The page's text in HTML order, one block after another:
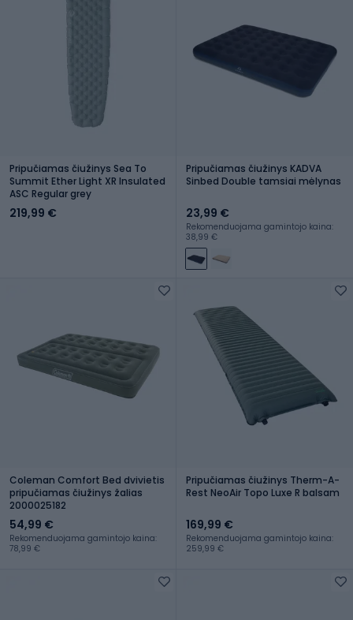
Pripučiamas čiužinys Sea To
Summit Ether Light XR Insulated
ASC Regular grey
219,99 €
Pripučiamas čiužinys KADVA
Sinbed Double tamsiai mėlynas
23,99 €
Rekomenduojama gamintojo kaina:
38,99 €
Coleman Comfort Bed dvivietis
pripučiamas čiužinys žalias
2000025182
54,99 €
Rekomenduojama gamintojo kaina:
78,99 €
Pripučiamas čiužinys Therm-A-
Rest NeoAir Topo Luxe R balsam
169,99 €
Rekomenduojama gamintojo kaina:
259,99 €